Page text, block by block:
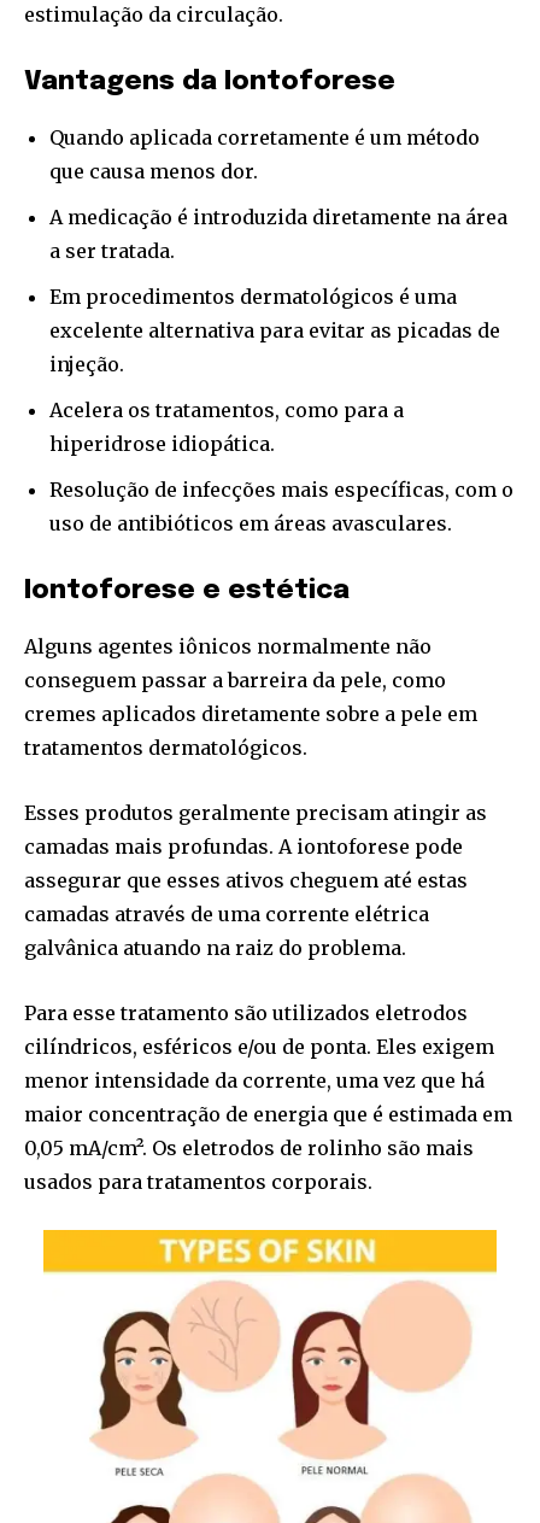
estimulação da circulação.
Vantagens da Iontoforese
Quando aplicada corretamente é um método
que causa menos dor.
A medicação é introduzida diretamente na área
a ser tratada.
Em procedimentos dermatológicos é uma
excelente alternativa para evitar as picadas de
injeção.
Acelera os tratamentos, como para a
hiperidrose idiopática.
Resolução de infecções mais específicas, com o
uso de antibióticos em áreas avasculares.
Iontoforese e estética
Alguns agentes iônicos normalmente não
conseguem passar a barreira da pele, como
cremes aplicados diretamente sobre a pele em
tratamentos dermatológicos.
Esses produtos geralmente precisam atingir as
camadas mais profundas. A iontoforese pode
assegurar que esses ativos cheguem até estas
camadas através de uma corrente elétrica
galvânica atuando na raiz do problema.
Para esse tratamento são utilizados eletrodos
cilíndricos, esféricos e/ou de ponta. Eles exigem
menor intensidade da corrente, uma vez que há
maior concentração de energia que é estimada em
0,05 mA/cm². Os eletrodos de rolinho são mais
usados para tratamentos corporais.